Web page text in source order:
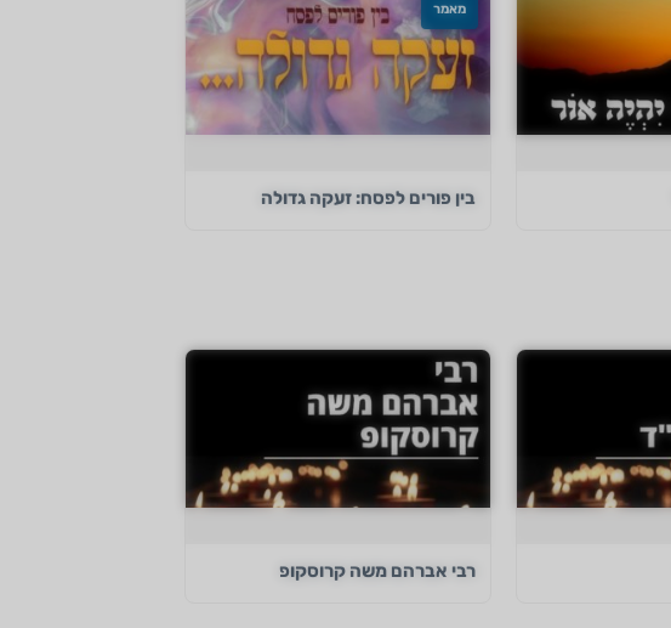
מאמר
בין פורים לפסח: זעקה גדולה
רבי אברהם משה קרוסקופ